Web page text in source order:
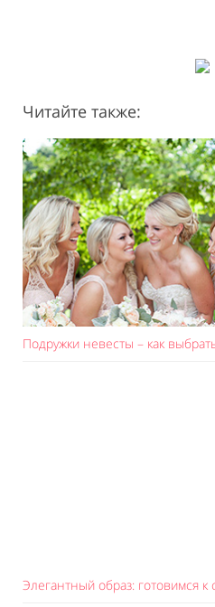
Читайте также:
Подружки невесты – как
Элегантный образ: готовимся к